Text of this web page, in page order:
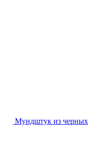
Мундштук из черных